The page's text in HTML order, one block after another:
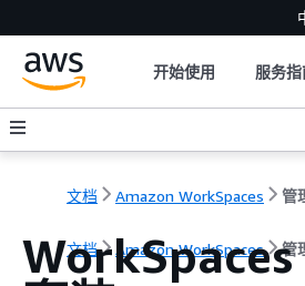
开始使用 服务指
文档 Amazon WorkSpaces 管
文档 Amazon WorkSpaces 管